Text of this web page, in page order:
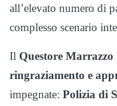
all’elevato numero di
complesso scenario
Il Questore Marrazzo
ringraziamento e
impegnate: Polizia di